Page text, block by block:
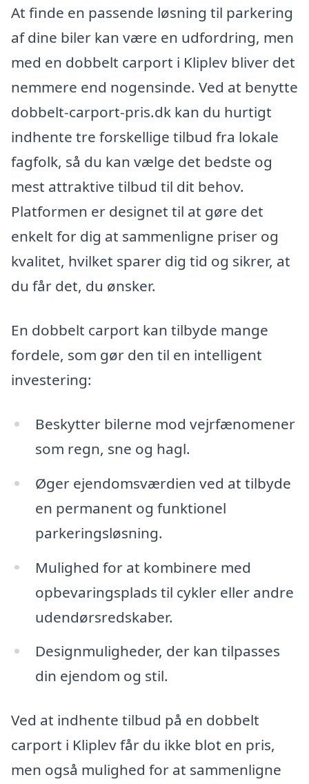
At finde en passende løsning til parkering
af dine biler kan være en udfordring, men
med en dobbelt carport i Kliplev bliver det
nemmere end nogensinde. Ved at benytte
dobbelt-carport-pris.dk kan du hurtigt
indhente tre forskellige tilbud fra lokale
fagfolk, så du kan vælge det bedste og
mest attraktive tilbud til dit behov.
Platformen er designet til at gøre det
enkelt for dig at sammenligne priser og
kvalitet, hvilket sparer dig tid og sikrer, at
du får det, du ønsker.
En dobbelt carport kan tilbyde mange
fordele, som gør den til en intelligent
investering:
Beskytter bilerne mod vejrfænomener
som regn, sne og hagl.
Øger ejendomsværdien ved at tilbyde
en permanent og funktionel
parkeringsløsning.
Mulighed for at kombinere med
opbevaringsplads til cykler eller andre
udendørsredskaber.
Designmuligheder, der kan tilpasses
din ejendom og stil.
Ved at indhente tilbud på en dobbelt
carport i Kliplev får du ikke blot en pris,
men også mulighed for at sammenligne